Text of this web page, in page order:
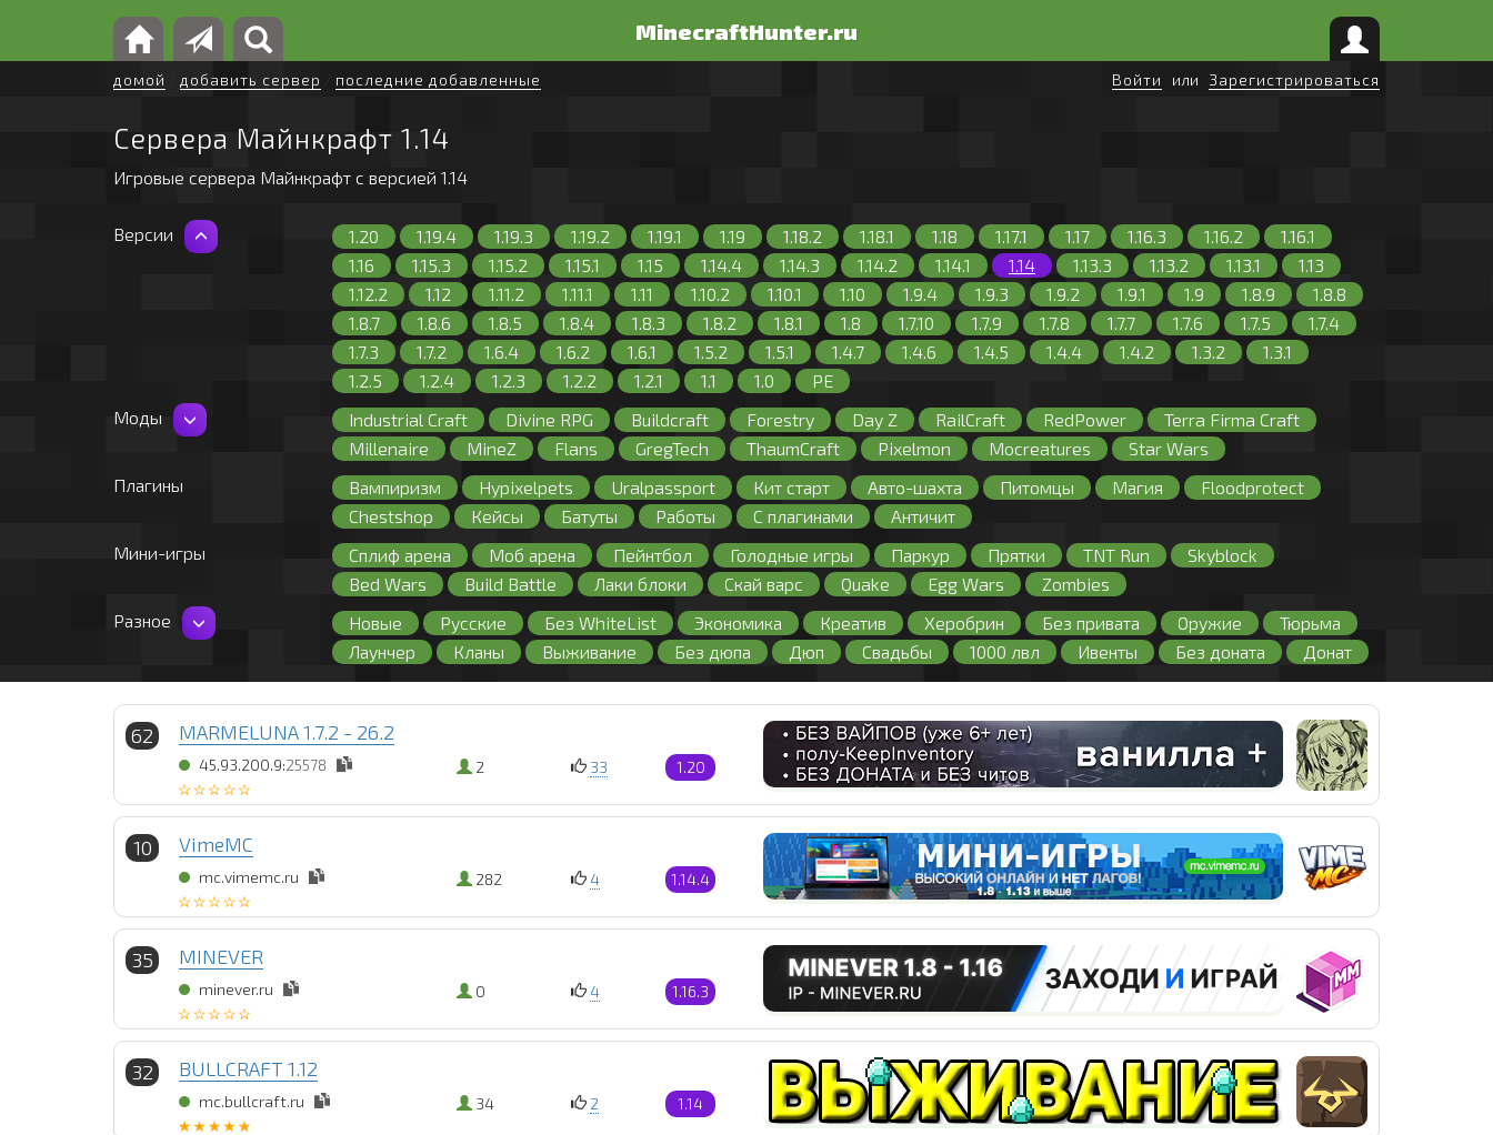
MinecraftHunter.ru
домой добавить сервер последние добавленные Войти или Зарегистрироваться
Сервера Майнкрафт 1.14
Игровые сервера Майнкрафт с версией 1.14
Версии 1.20 1.19.4 1.19.3 1.19.2 1.19.1 1.19 1.18.2 1.18.1 1.18 1.17.1 1.17 1.16.3 1.16.2
1.16.1
1.16
1.15.3 1.15.2 1.15.1 1.15 1.14.4 1.14.3 1.14.2 1.14.1 1.14 1.13.3 1.13.2 1.13.1
1.13
1.12.2
1.12 1.11.2 1.11.1 1.11 1.10.2 1.10.1 1.10 1.9.4 1.9.3 1.9.2 1.9.1 1.9 1.8.9
1.8.8
1.8.7
1.8.6 1.8.5 1.8.4 1.8.3 1.8.2 1.8.1 1.8 1.7.10 1.7.9 1.7.8 1.7.7 1.7.6 1.7.5
1.7.4
1.7.3
1.7.2 1.6.4 1.6.2 1.6.1 1.5.2 1.5.1 1.4.7 1.4.6 1.4.5 1.4.4 1.4.2 1.3.2
1.3.1
1.2.5
1.2.4 1.2.3 1.2.2 1.2.1 1.1 1.0
PE
Моды
Industrial Craft Divine RPG Buildcraft Forestry Day Z RailCraft RedPower
Terra Firma Craft
Millenaire
MineZ Flans GregTech ThaumCraft Pixelmon Mocreatures
Star Wars
Solar Apocalypse
Машины Сталкер Galacticraft Сумеречный лес Оружие
Плагины Вампиризм Hypixelpets Uralpassport Кит старт Авто-шахта Питомцы Магия
Floodprotect
Chestshop
Кейсы Батуты Работы С плагинами
Античит
Мини-игры
Сплиф арена Моб арена Пейнтбол Голодные игры Паркур Прятки TNT Run
Skyblock
Bed Wars
Build Battle Лаки блоки Скай варс Quake Egg Wars
Zombies
Разное
Новые Русские Без WhiteList Экономика Креатив Херобрин Без привата Оружие
Тюрьма
Лаунчер
Кланы Выживание Без дюпа Дюп Свадьбы 1000 лвл Ивенты Без доната
Донат
127 лвл
Fly Бесплатная админка Без регистрации С большим онлайном PVP PVE
RPG
Пиратские
Приват Без лаунчера Регистрация Лицензия Без лицензии Кейсы Читы
62 MARMELUNA 1.7.2 - 26.2
45.93.200.9:25578 2 33 1.20
10 VimeMC
mc.vimemc.ru 282 4 1.14.4
35 MINEVER
minever.ru 0 4 1.16.3
32 BULLCRAFT 1.12
mc.bullcraft.ru 34 2 1.14